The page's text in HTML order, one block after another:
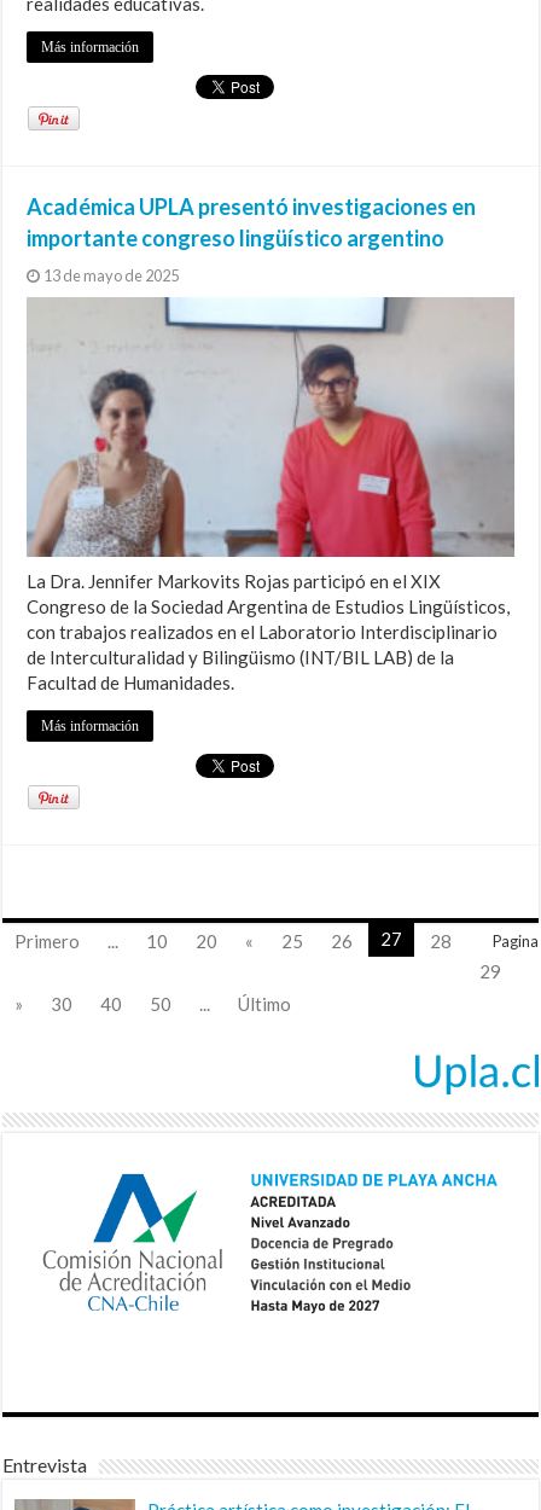
Más información
Académica UPLA presentó investigaciones en
importante congreso lingüístico argentino
13 de mayo de 2025
La Dra. Jennifer Markovits Rojas participó en el XIX
Congreso de la Sociedad Argentina de Estudios Lingüísticos,
con trabajos realizados en el Laboratorio Interdisciplinario
de Interculturalidad y Bilingüismo (INT/BIL LAB) de la
Facultad de Humanidades.
Más información
Pagina
Primero ... 10 20 « 25 26 27
28
29
»
30 40 50 ... Último
Entrevista